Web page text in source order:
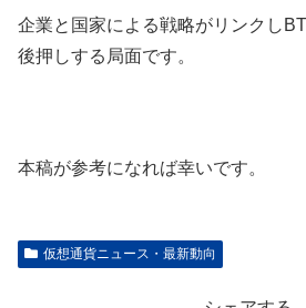
企業と国家による戦略がリンクし
後押しする局面です。
本稿が参考になれば幸いです。
仮想通貨ニュース・最新動向